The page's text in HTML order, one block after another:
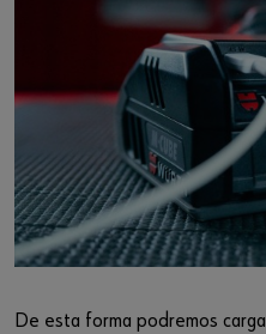
De esta forma podremos